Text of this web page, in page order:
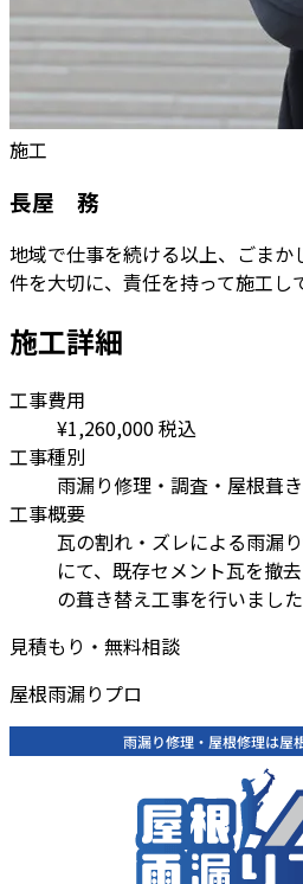
施工
長屋 務
地域で仕事を続ける以上、ごま
件を大切に、責任を持って施工し
施工詳細
工事費用
¥1,260,000税込
工事種別
雨漏り修理・調査・屋根葺
工事概要
瓦の割れ・ズレによる雨漏
にて、既存セメント瓦を撤
の葺き替え工事を行いました
見積もり・無料相談
屋根雨漏りプロ